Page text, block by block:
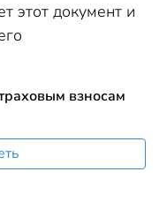
этот документ и
взносам